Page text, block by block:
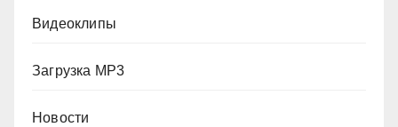
Видеоклипы
Загрузка MP3
Новости